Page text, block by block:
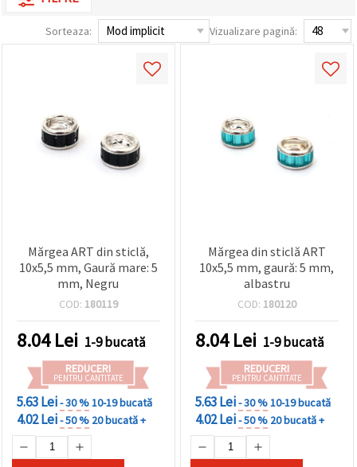
cea mai
experiență
aici,
Puteți fi de
acord să
preferințele
în setări
selectând
făcând clic
pe butonul
"Salvați"
Аcceptati
toate!
Setări
Sorteaza: Vizualizare pagină:
Mărgea ART din sticlă,
10x5,5 mm, Gaură mare: 5
mm, Negru
COD: 180119
8.04Lei 1-9 bucată
REDUCERI
PENTRU CANTITATE
5.63 Lei- 30 %10-19 bucată
4.02 Lei- 50 % 20 bucată +
Mărgea din sticlă ART
10x5,5 mm, gaură: 5 mm,
albastru
COD: 180120
8.04Lei 1-9 bucată
REDUCERI
PENTRU CANTITATE
5.63 Lei- 30 %10-19 bucată
4.02 Lei- 50 % 20 bucată +